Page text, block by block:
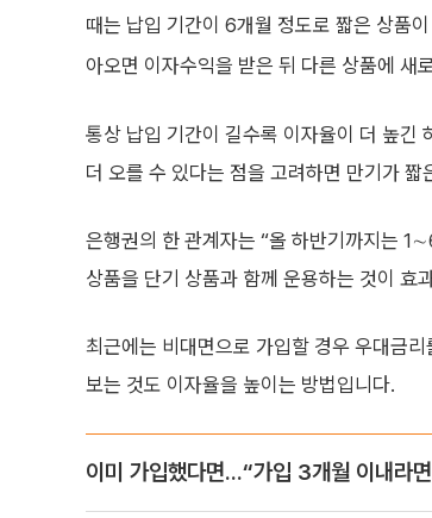
때는 납입 기간이 6개월 정도로 짧은 상품
아오면 이자수익을 받은 뒤 다른 상품에 새
통상 납입 기간이 길수록 이자율이 더 높긴
더 오를 수 있다는 점을 고려하면 만기가
은행권의 한 관계자는 “올 하반기까지는
상품을 단기 상품과 함께 운용하는 것이 효
최근에는 비대면으로 가입할 경우 우대금
보는 것도 이자율을 높이는 방법입니다.
이미 가입했다면...“가입 3개월 이내라